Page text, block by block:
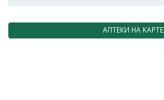
АПТЕКИ НА КАРТЕ